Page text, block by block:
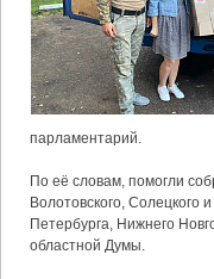
парламентарий.
По её словам, помогли
Волотовского, Солецкого
Петербурга, Нижнего
областной Думы.